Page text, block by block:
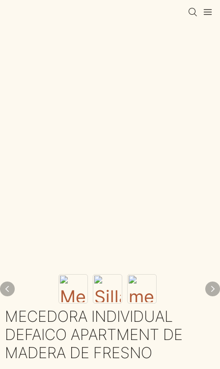
MECEDORA INDIVIDUAL
DEFAICO APARTMENT DE
MADERA DE FRESNO